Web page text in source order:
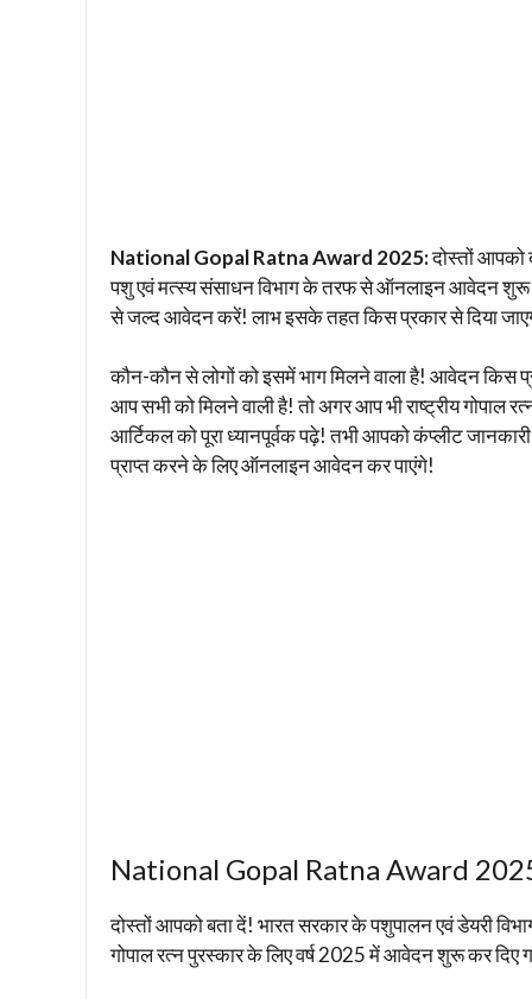
National Gopal Ratna Award 2025:दोस्तों आपको
पशु एवं मत्स्य संसाधन विभाग के तरफ से ऑनलाइन आवेदन शुरू
से जल्द आवेदन करें! लाभ इसके तहत किस प्रकार से दिया
कौन-कौन से लोगों को इसमें भाग मिलने वाला है! आवेदन
आप सभी को मिलने वाली है! तो अगर आप भी राष्ट्रीय गोपाल
आर्टिकल को पूरा ध्यानपूर्वक पढ़े! तभी आपको कंप्लीट
प्राप्त करने के लिए ऑनलाइन आवेदन कर पाएंगे!
National Gopal Ratna Award
दोस्तों आपको बता दें! भारत सरकार के पशुपालन एवं डेयरी विभाग
गोपाल रत्न पुरस्कार के लिए वर्ष 2025 में आवेदन शुरू कर